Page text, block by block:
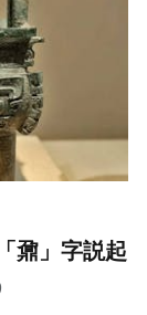
鼐」字説起